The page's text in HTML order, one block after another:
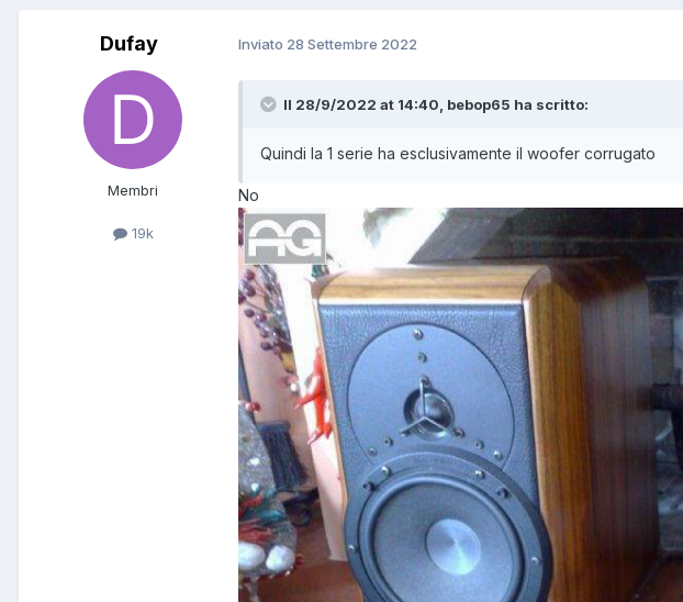
Dufay
Membri
19k
Inviato 28 Settembre 2022
Il 28/9/2022 at 14:40, bebop65 ha scritto:
Quindi la 1 serie ha esclusivamente il woofer corrugato
No